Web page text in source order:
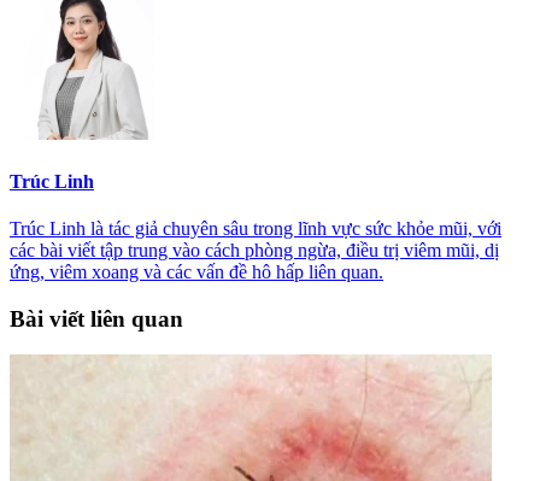
Trúc Linh
Trúc Linh là tác giả chuyên sâu trong lĩnh vực sức khỏe mũi, với
các bài viết tập trung vào cách phòng ngừa, điều trị viêm mũi, dị
ứng, viêm xoang và các vấn đề hô hấp liên quan.
Bài viết liên quan